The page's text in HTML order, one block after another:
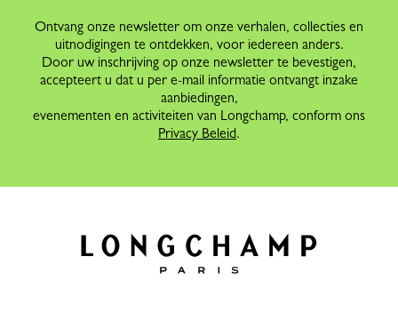
Ontvang onze newsletter om onze verhalen, collecties en
uitnodigingen te ontdekken, voor iedereen anders.
Door uw inschrijving op onze newsletter te bevestigen,
accepteert u dat u per e-mail informatie ontvangt inzake
aanbiedingen,
evenementen en activiteiten van Longchamp, conform ons
Privacy Beleid.